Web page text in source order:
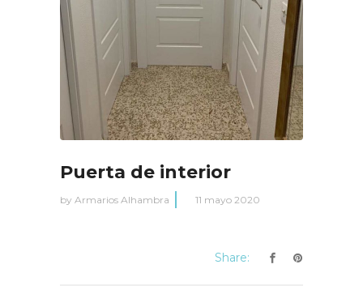
Puerta de interior
by Armarios Alhambra 11 mayo 2020
Share: